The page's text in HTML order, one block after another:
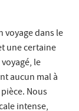
voyage dans le
une certaine
le
aucun mal à
Nous
intense,